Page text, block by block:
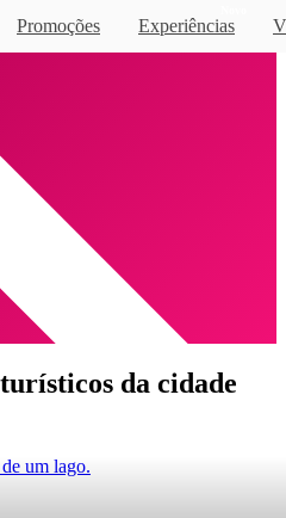
Promoções Experiências
da cidade